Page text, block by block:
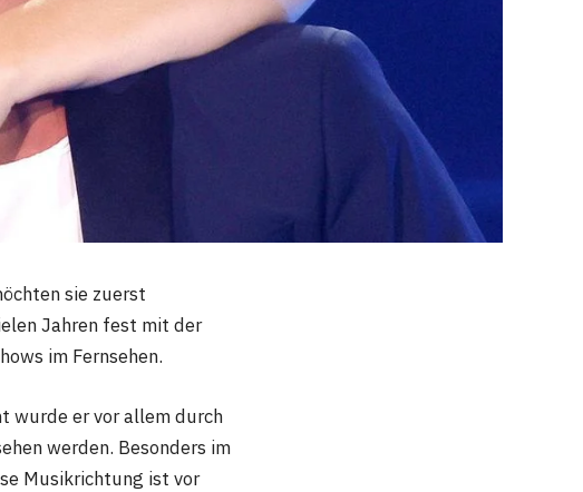
sie zuerst
Jahren fest mit der
im Fernsehen.
wurde er vor allem durch
werden. Besonders im
Musikrichtung ist vor